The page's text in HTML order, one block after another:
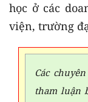
học ở các
viện, trường
Các
tham luận